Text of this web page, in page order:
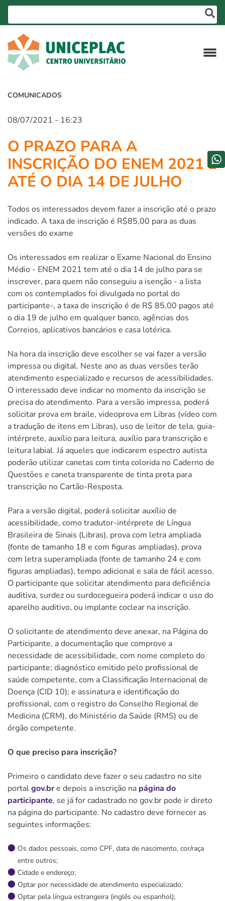
COMUNICADOS
08/07/2021 - 16:23
O PRAZO PARA A
INSCRIÇÃO DO ENEM 2021 É
ATÉ O DIA 14 DE JULHO
Todos os interessados devem fazer a inscrição até o prazo
indicado. A taxa de inscrição é R$85,00 para as duas
versões do exame
Os interessados em realizar o Exame Nacional do Ensino
Médio - ENEM 2021 tem até o dia 14 de julho para se
inscrever, para quem não conseguiu a isenção - a lista
com os contemplados foi divulgada no portal do
participante-, a taxa de inscrição é de R$ 85,00 pagos até
o dia 19 de julho em qualquer banco, agências dos
Correios, aplicativos bancários e casa lotérica.
Na hora da inscrição deve escolher se vai fazer a versão
impressa ou digital. Neste ano as duas versões terão
atendimento especializado e recursos de acessibilidades.
O interessado deve indicar no momento da inscrição se
precisa do atendimento. Para a versão impressa, poderá
solicitar prova em braile, videoprova em Libras (vídeo com
a tradução de itens em Libras), uso de leitor de tela, guia-
intérprete, auxílio para leitura, auxílio para transcrição e
leitura labial. Já aqueles que indicarem espectro autista
poderão utilizar canetas com tinta colorida no Caderno de
Questões e caneta transparente de tinta preta para
transcrição no Cartão-Resposta.
Para a versão digital, poderá solicitar auxílio de
acessibilidade, como tradutor-intérprete de Língua
Brasileira de Sinais (Libras), prova com letra ampliada
(fonte de tamanho 18 e com figuras ampliadas), prova
com letra superampliada (fonte de tamanho 24 e com
figuras ampliadas), tempo adicional e sala de fácil acesso.
O participante que solicitar atendimento para deficiência
auditiva, surdez ou surdocegueira poderá indicar o uso do
aparelho auditivo, ou implante coclear na inscrição.
O solicitante de atendimento deve anexar, na Página do
Participante, a documentação que comprove a
necessidade de acessibilidade, com nome completo do
participante; diagnóstico emitido pelo profissional de
saúde competente, com a Classificação Internacional de
Doença (CID 10); e assinatura e identificação do
profissional, com o registro do Conselho Regional de
Medicina (CRM), do Ministério da Saúde (RMS) ou de
órgão competente.
O que preciso para inscrição?
Primeiro o candidato deve fazer o seu cadastro no site
portalgov.bre depois a inscrição na página do
participante, se já for cadastrado no gov.br pode ir direto
na página do participante. No cadastro deve fornecer as
seguintes informações:
Os dados pessoais, como CPF, data de nascimento, cor/raça
entre outros;
Cidade e endereço;
Optar por necessidade de atendimento especializado;
Optar pela língua estrangeira (inglês ou espanhol);